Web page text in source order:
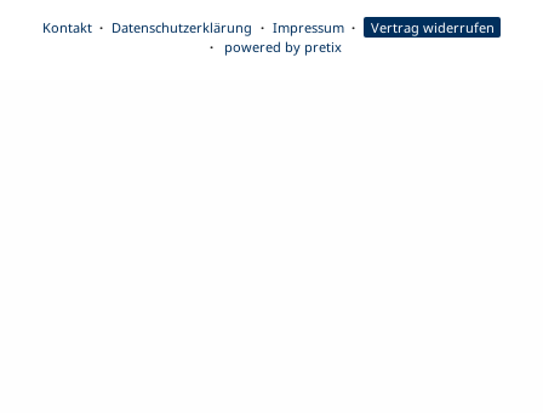
Kontakt Datenschutzerklärung Impressum
Vertrag widerrufen
powered by pretix